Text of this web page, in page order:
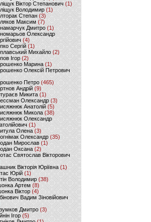
Віктор Степанович(1)
Володимир (1)
Степан(3)
Максим (7)
Дмитро (1)
Олександр
(4)
Сергій (1)
Михайло (2)
Ігор(2)
Марина (1)
Олексій Петрович
Петро (465)
Андрій (9)
Микита(1)
Олександр(3)
Анатолій (5)
Микола (38)
Олександр
(1)
Олена (3)
Олександр(35)
Мирослав(1)
Оксана (2)
Святослав Вікторович
Вікторія Юріївна (1)
Юрій (1)
Володимир(38)
Артем (8)
Віктор(4)
Вадим Зіновійович
Дмитро (3)
Ігор(5)